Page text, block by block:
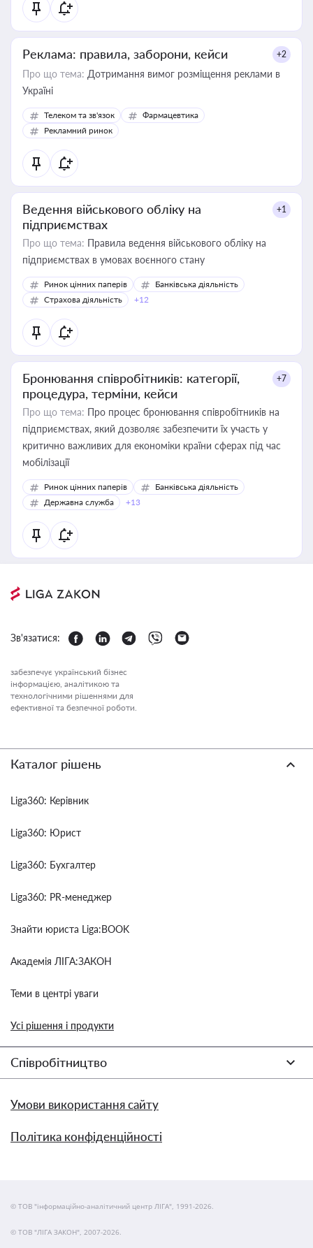
Реклама: правила, заборони, кейси +2
Про що тема: Дотримання вимог розміщення реклами в
Україні
Телеком та зв'язок
Фармацевтика
Рекламний ринок
Ведення військового обліку на
підприємствах
+1
Про що тема: Правила ведення військового обліку на
підприємствах в умовах воєнного стану
Ринок цінних паперів
Банківська діяльність
Страхова діяльність
+12
Бронювання співробітників: категорії,
процедура, терміни, кейси
+7
Про що тема: Про процес бронювання співробітників на
підприємствах, який дозволяє забезпечити їх участь у
критично важливих для економіки країни сферах під час
мобілізації
Ринок цінних паперів
Банківська діяльність
Державна служба
+13
Зв'язатися:
забезпечує український бізнес
інформацією, аналітикою та
технологічними рішеннями для
ефективної та безпечної роботи.
Каталог рішень
Liga360: Керівник
Liga360: Юрист
Liga360: Бухгалтер
Liga360: PR-менеджер
Знайти юриста Liga:BOOK
Академія ЛІГА:ЗАКОН
Теми в центрі уваги
Усі рішення і продукти
Співробітництво
Умови використання сайту
Політика конфіденційності
© ТОВ "інформаційно-аналітичний центр ЛІГА", 1991-2026.
© ТОВ "ЛІГА ЗАКОН", 2007-2026.